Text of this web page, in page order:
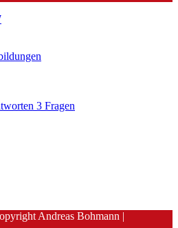
3 Fragen
Andreas Bohmann |